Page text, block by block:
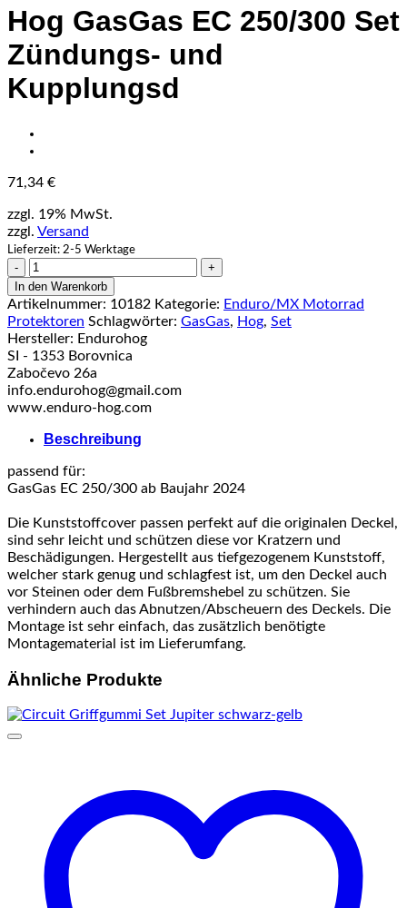
Hog GasGas EC 250/300 Set
Zündungs- und
Kupplungsd
71,34 €
zzgl. 19% MwSt.
zzgl. Versand
Lieferzeit: 2-5 Werktage
Hog
GasGas
EC
250/300
Set
Zündungs-
und
Kupplungsd
Menge
In den Warenkorb
Artikelnummer: 10182 Kategorie: Enduro/MX Motorrad
Protektoren Schlagwörter: GasGas, Hog, Set
Hersteller: Endurohog
SI - 1353 Borovnica
Zabočevo 26a
info.endurohog@gmail.com
www.enduro-hog.com
Beschreibung
passend für:
GasGas EC 250/300 ab Baujahr 2024
Die Kunststoffcover passen perfekt auf die originalen Deckel,
sind sehr leicht und schützen diese vor Kratzern und
Beschädigungen. Hergestellt aus tiefgezogenem Kunststoff,
welcher stark genug und schlagfest ist, um den Deckel auch
vor Steinen oder dem Fußbremshebel zu schützen. Sie
verhindern auch das Abnutzen/Abscheuern des Deckels. Die
Montage ist sehr einfach, das zusätzlich benötigte
Montagematerial ist im Lieferumfang.
Ähnliche Produkte